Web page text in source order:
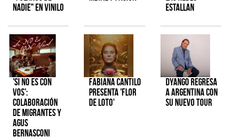
Nadie" en vinilo
estallan
'Si No Es Con
Vos':
colaboración
de Migrantes y
Agus
Bernasconi
Fabiana Cantilo
presenta 'Flor
de Loto'
Dyango regresa
a Argentina con
su nuevo tour